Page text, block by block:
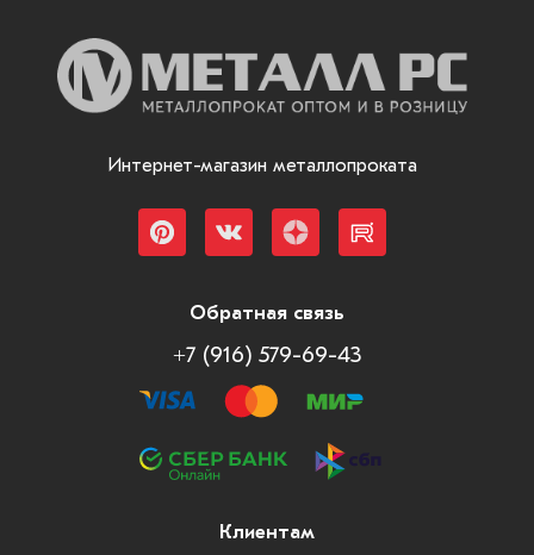
Интернет-магазин металлопроката
Обратная связь
+7 (916) 579-69-43
Клиентам